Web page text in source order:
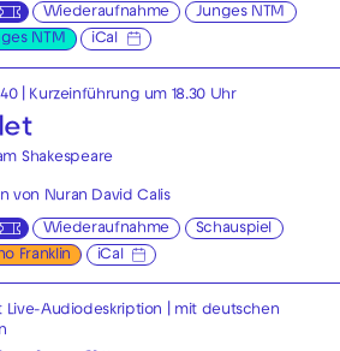
Wiederaufnahme
Junges NTM
NTM
iCal
| Kurzeinführung um 18.30 Uhr
Shakespeare
von Nuran David Calis
Wiederaufnahme
Schauspiel
Franklin
iCal
Live-Audiodeskription
mit deutschen